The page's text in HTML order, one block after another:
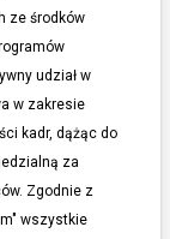
ze środków
udział w
w zakresie
kadr, dążąc do
za
Zgodnie z
wszystkie